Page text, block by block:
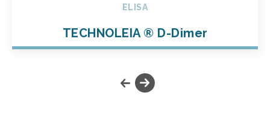
ELISA
TECHNOLEIA ® D-Dimer